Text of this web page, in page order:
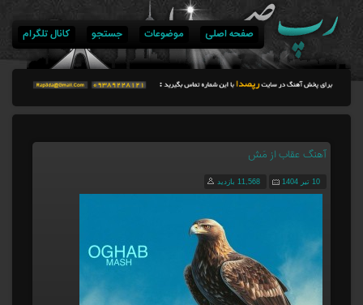
صفحه اصلی موضوعات جستجو کانال تلگرام
آهنگ عقاب از مَش
10 تیر 1404 11,568 بازدید